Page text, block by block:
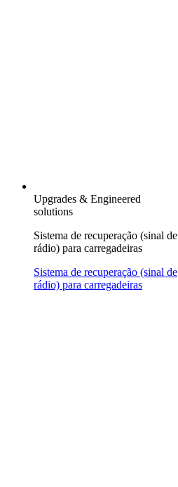
Upgrades & Engineered
solutions
Sistema de recuperação (sinal de
rádio) para carregadeiras
Sistema de recuperação (sinal de
rádio) para carregadeiras